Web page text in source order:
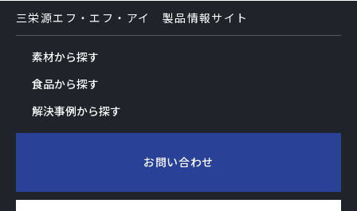
三栄源エフ・エフ・アイ 製品情報サイト
素材から探す
食品から探す
解決事例から探す
お問い合わせ